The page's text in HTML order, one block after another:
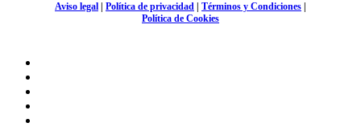
Aviso legal Política de privacidad Términos y Condiciones
Política de Cookies